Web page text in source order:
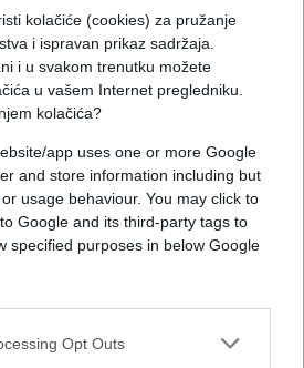
kolačiće (cookies) za pružanje
i ispravan prikaz sadržaja.
i u svakom trenutku možete
u vašem Internet pregledniku.
kolačića?
app uses one or more Google
and store information including but
usage behaviour. You may click to
Google and its third-party tags to
specified purposes in below Google
Opt Outs
filmske zvijezde.
festivalima diljem svijeta
se vidjeti "drugačiji ljudi"-
... koji nose vrijednije
potencijal crvenog tepiha,
rukovoditelja, kao prilika
odjenuti jer je to mjesto
jest da je od krvavog